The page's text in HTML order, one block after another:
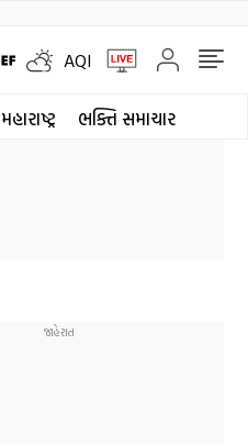
AQI
મહારાષ્ટ્ર ભક્તિ સમાચાર